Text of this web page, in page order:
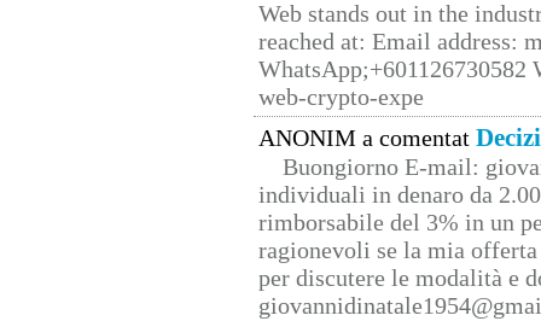
Web stands out in the
reached at: Email address:
web-crypto-expe
ANONIM a comentat
Buongiorno E-mail:
individuali in denaro da
rimborsabile del 3% in un
ragionevoli se la mia
per discutere le modalità e